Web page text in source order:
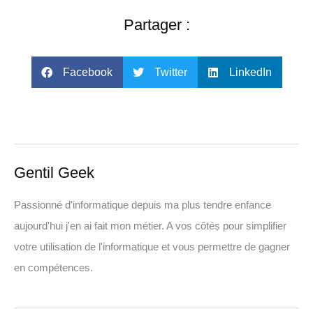
Partager :
Facebook Twitter LinkedIn
Gentil Geek
Passionné d'informatique depuis ma plus tendre enfance
aujourd'hui j'en ai fait mon métier. A vos côtés pour simplifier
votre utilisation de l'informatique et vous permettre de gagner
en compétences.